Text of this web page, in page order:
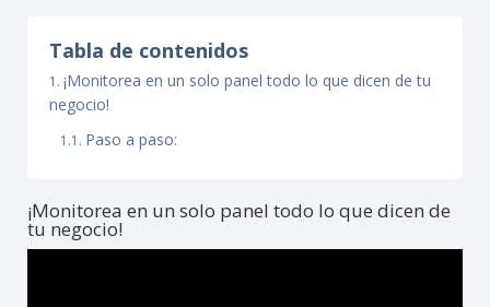
Tabla de contenidos
¡Monitorea en un solo panel todo lo que dicen de tu
negocio!
Paso a paso:
¡Monitorea en un solo panel todo lo que dicen de
tu negocio!